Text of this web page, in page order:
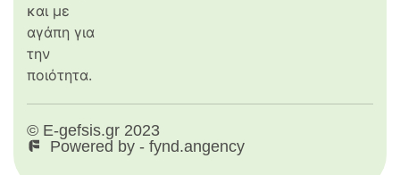
και με
αγάπη για
την
ποιότητα.
© E-gefsis.gr 2023
Powered by - fynd.angency